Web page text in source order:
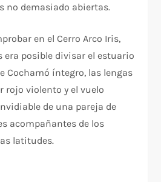
no demasiado abiertas.
en el Cerro Arco Iris,
era posible divisar el estuario
Cochamó íntegro, las lengas
rojo violento y el vuelo
de una pareja de
acompañantes de los
latitudes.